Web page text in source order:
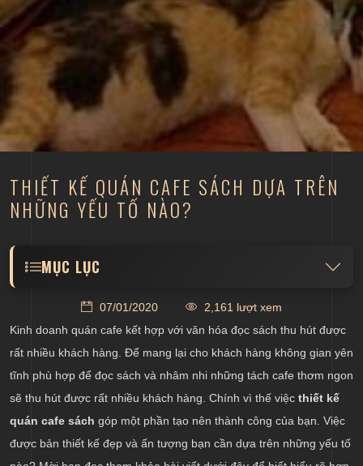
THIẾT KẾ QUÁN CAFE SÁCH DỰA TRÊN
NHỮNG YẾU TỐ NÀO?
MỤC LỤC
Thiết kế quán cafe dựa trên khách hàng và mục
đích sử dụng của họ
Thiết kế quán cafe dựa trên chi phí và thời gian
07/01/2020
2,161 lượt xem
Kinh doanh quán cafe kết hợp với văn hóa đọc sách thu hút được
rất nhiều khách hàng. Để mang lại cho khách hàng không gian yên
tĩnh phù hợp để đọc sách và nhâm nhi những tách cafe thơm ngon
sẽ thu hút được rất nhiều khách hàng. Chính vì thế việc thiết kế
quán cafe sách góp một phần tạo nên thành công của bạn. Việc
được bản thiết kế đẹp và ấn tượng bạn cần dựa trên những yếu tố